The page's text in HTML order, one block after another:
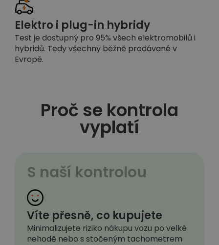
Elektro i plug-in hybridy
Test je dostupný pro 95% všech elektromobilů i
hybridů. Tedy všechny běžně prodávané v
Evropě.
Proč se kontrola
vyplatí
S naší kontrolou
Víte přesně, co kupujete
Minimalizujete riziko nákupu vozu po velké
nehodě nebo s stočeným tachometrem